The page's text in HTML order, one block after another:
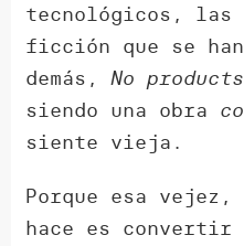
tecnológicos, las
ficción que se
demás,No
siendo una obra
siente vieja.
Porque esa vejez,
hace es convertir